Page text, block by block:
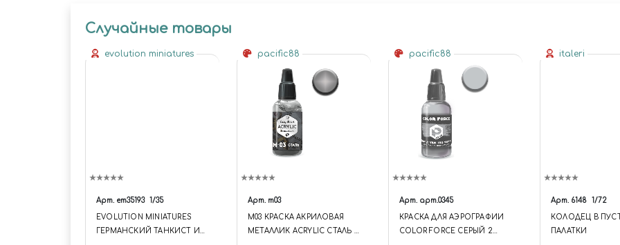
Случайные товары
evolution miniatures
Арт. em35193 1/35
EVOLUTION MINIATURES
ГЕРМАНСКИЙ ТАНКИСТ И
pacific88
Арт. m03
M03 КРАСКА АКРИЛОВАЯ
МЕТАЛЛИК ACRYLIC CТАЛЬ /
pacific88
Арт. арт.0345
КРАСКА ДЛЯ АЭРОГРАФИИ
COLOR FORCE СЕРЫЙ 2
italeri
Арт. 6148 1/72
КОЛОДЕЦ В
ПАЛАТКИ